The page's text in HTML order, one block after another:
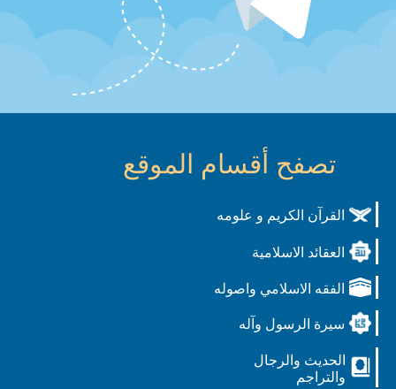
تصفح أقسام الموقع
القرآن الكريم و علومه
العقائد الاسلامية
الفقه الاسلامي واصوله
سيرة الرسول وآله
الحديث والرجال
والتراجم